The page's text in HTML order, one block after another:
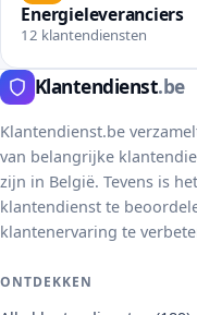
Energieleveranciers
12 klantendiensten
Bekijk rubriek
Klantendienst.be
Klantendienst.be
van belangrijke
zijn in België. Tevens is
klantendienst te
klantenervaring te
ONTDEKKEN